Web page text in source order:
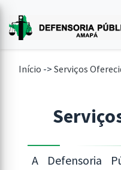
Início -> Serviços
A Defensoria